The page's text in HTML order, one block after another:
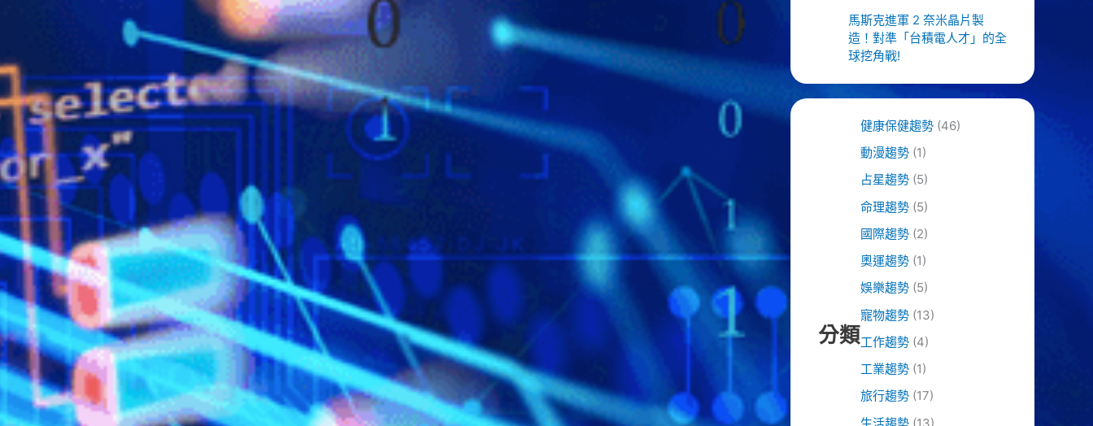
馬斯克進軍 2 奈米晶片製
造！對準「台積電人才」的全
球挖角戰!
分類
健康保健趨勢(46)
動漫趨勢(1)
占星趨勢(5)
命理趨勢(5)
國際趨勢(2)
奧運趨勢(1)
娛樂趨勢(5)
寵物趨勢(13)
工作趨勢(4)
工業趨勢(1)
旅行趨勢(17)
生活趨勢(13)